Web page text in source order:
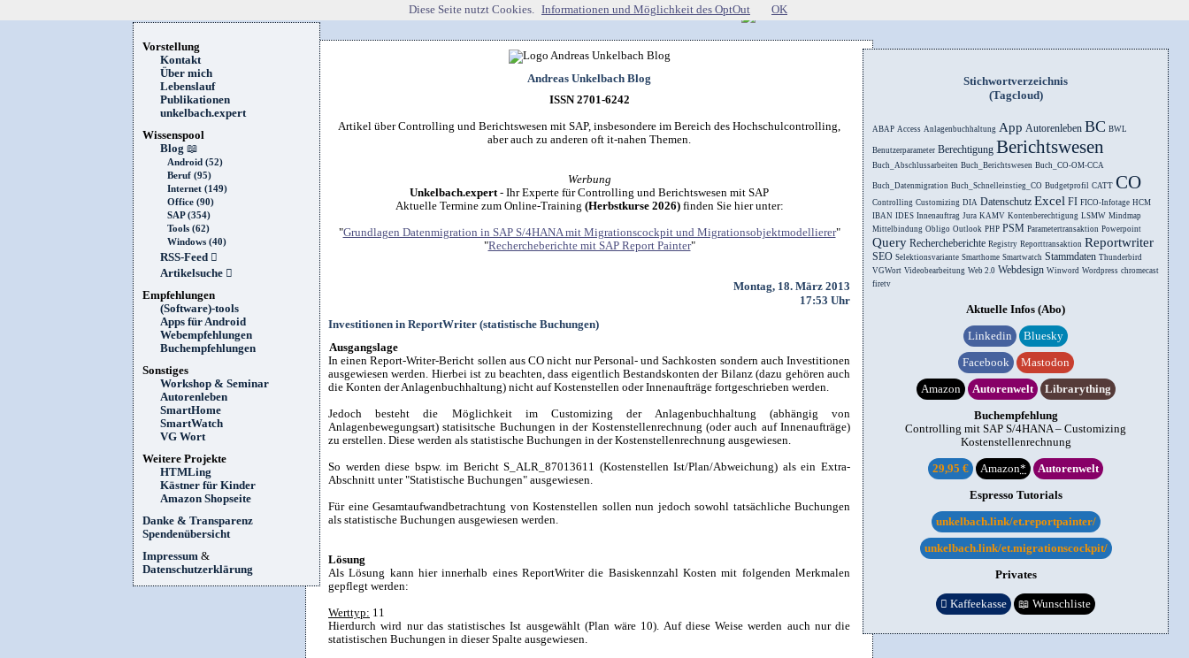
Vorstellung
Kontakt
Über mich
Lebenslauf
Publikationen
unkelbach.expert
Wissenspool
Blog 📖
Android (52)
Beruf (95)
Internet (149)
Office (90)
SAP (354)
Tools (62)
Windows (40)
RSS-Feed 
Artikelsuche 
Empfehlungen
(Software)-tools
Apps für Android
Webempfehlungen
Buchempfehlungen
Sonstiges
Workshop & Seminar
Autorenleben
SmartHome
SmartWatch
VG Wort
Weitere Projekte
HTMLing
Kästner für Kinder
Amazon Shopseite
Danke & Transparenz
Spendenübersicht
Impressum &
Datenschutzerklärung
Andreas Unkelbach Blog
ISSN 2701-6242
Artikel über Controlling und Berichtswesen mit SAP, insbesondere im Bereich des Hochschulcontrolling,
aber auch zu anderen oft it-nahen Themen.
Werbung
Unkelbach.expert- Ihr Experte für Controlling und Berichtswesen mit SAP
Aktuelle Termine zum Online-Training (Herbstkurse 2026)finden Sie hier unter:
"Grundlagen Datenmigration in SAP S/4HANA mit Migrationscockpit und Migrationsobjektmodellierer"
"Rechercheberichte mit SAP Report Painter"
Montag, 18. März 2013
17:53 Uhr
Investitionen in ReportWriter (statistische Buchungen)
Ausgangslage
In einen Report-Writer-Bericht sollen aus CO nicht nur Personal- und Sachkosten sondern auch Investitionen
ausgewiesen werden. Hierbei ist zu beachten, dass eigentlich Bestandskonten der Bilanz (dazu gehören auch
die Konten der Anlagenbuchhaltung) nicht auf Kostenstellen oder Innenaufträge fortgeschrieben werden.
Jedoch besteht die Möglichkeit im Customizing der Anlagenbuchhaltung (abhängig von
Anlagenbewegungsart) statisitsche Buchungen in der Kostenstellenrechnung (oder auch auf Innenaufträge)
zu erstellen. Diese werden als statistische Buchungen in der Kostenstellenrechnung ausgewiesen.
So werden diese bspw. im Bericht S_ALR_87013611 (Kostenstellen Ist/Plan/Abweichung) als ein Extra-
Abschnitt unter "Statistische Buchungen" ausgewiesen.
Für eine Gesamtaufwandbetrachtung von Kostenstellen sollen nun jedoch sowohl tatsächliche Buchungen
als statistische Buchungen ausgewiesen werden.
Lösung
Als Lösung kann hier innerhalb eines ReportWriter die Basiskennzahl Kosten mit folgenden Merkmalen
gepflegt werden:
Werttyp: 11
Hierdurch wird nur das statistisches Ist ausgewählt (Plan wäre 10). Auf diese Weise werden auch nur die
statistischen Buchungen in dieser Spalte ausgewiesen.
Stichwortverzeichnis
(Tagcloud)
ABAP Access Anlagenbuchhaltung App Autorenleben BC BWL
Benutzerparameter Berechtigung Berichtswesen
Buch_Abschlussarbeiten Buch_Berichtswesen Buch_CO-OM-CCA
Buch_Datenmigration Buch_Schnelleinstieg_CO Budgetprofil CATT CO
Controlling Customizing DIA Datenschutz Excel FI FICO-Infotage HCM
IBAN IDES Innenauftrag Jura KAMV Kontenberechtigung LSMW Mindmap
Mittelbindung Obligo Outlook PHP PSM Parametertransaktion Powerpoint
Query Rechercheberichte Registry Reporttransaktion Reportwriter
SEO Selektionsvariante Smarthome Smartwatch Stammdaten Thunderbird
VGWort Videobearbeitung Web 2.0 Webdesign Winword Wordpress chromecast
firetv
Aktuelle Infos (Abo)
Linkedin Bluesky
Facebook Mastodon
Amazon Autorenwelt Librarything
Buchempfehlung
Controlling mit SAP S/4HANA – Customizing
Kostenstellenrechnung
29,95 € Amazon* Autorenwelt
Espresso Tutorials
unkelbach.link/et.reportpainter/
unkelbach.link/et.migrationscockpit/
Privates
 Kaffeekasse 📖 Wunschliste
Diese Seite nutzt Cookies. Informationen und Möglichkeit des OptOut OK